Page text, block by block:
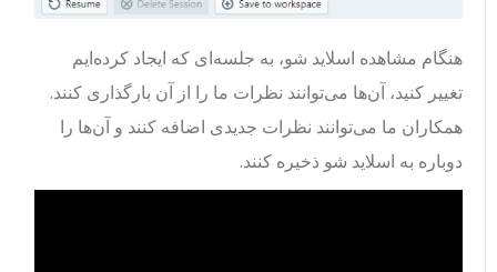
هنگام مشاهده اسلاید شو، به جلسه‌ای که ایجاد کرده‌ایم
تغییر کنید، آن‌ها می‌توانند نظرات ما را از آن بارگذاری کنند.
همکاران ما می‌توانند نظرات جدیدی اضافه کنند و آن‌ها را
دوباره به اسلاید شو ذخیره کنند.